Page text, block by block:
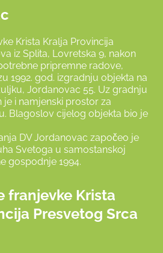
Krista Kralja Provincija
iz Splita, Lovretska 9, nakon
pripremne radove,
1992. god. izgradnju objekta na
Jordanovac 55. Uz gradnju
i namjenski prostor za
Blagoslov cijelog objekta bio je
DV Jordanovac započeo je
Svetoga u samostanskoj
gospodnje 1994.
franjevke Krista
Presvetog Srca